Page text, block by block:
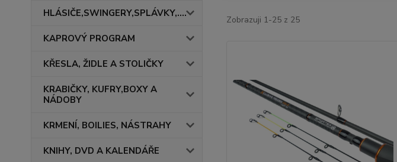
HLÁSIČE,SWINGERY,SPLÁVKY,....
KAPROVÝ PROGRAM
KŘESLA, ŽIDLE A STOLIČKY
KRABIČKY, KUFRY,BOXY A
NÁDOBY
KRMENÍ, BOILIES, NÁSTRAHY
KNIHY, DVD A KALENDÁŘE
Zobrazuji 1-25 z 25